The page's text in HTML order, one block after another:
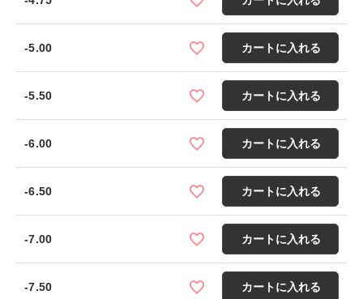
-5.00 カートに入れる
-5.50 カートに入れる
-6.00 カートに入れる
-6.50 カートに入れる
-7.00 カートに入れる
-7.50 カートに入れる